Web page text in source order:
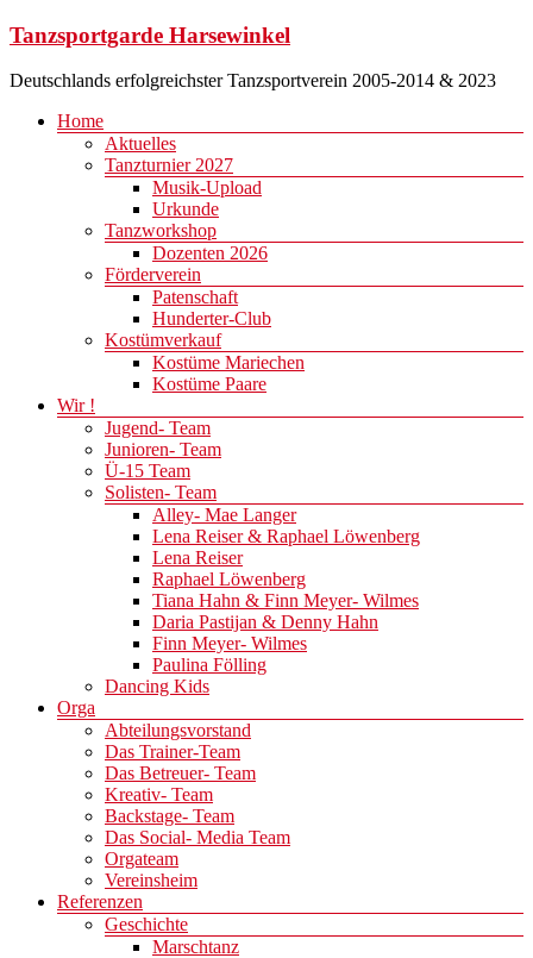
Zum
springen
Tanzsportgarde Harsewinkel
Deutschlands erfolgreichster Tanzsportverein 2005-2014 & 2023
Menü
Home
Aktuelles
Tanzturnier 2027
Musik-Upload
Urkunde
Tanzworkshop
Dozenten 2026
Förderverein
Patenschaft
Hunderter-Club
Kostümverkauf
Kostüme Mariechen
Kostüme Paare
Wir !
Jugend- Team
Junioren- Team
Ü-15 Team
Solisten- Team
Alley- Mae Langer
Lena Reiser & Raphael Löwenberg
Lena Reiser
Raphael Löwenberg
Tiana Hahn & Finn Meyer- Wilmes
Daria Pastijan & Denny Hahn
Finn Meyer- Wilmes
Paulina Fölling
Dancing Kids
Orga
Abteilungsvorstand
Das Trainer-Team
Das Betreuer- Team
Kreativ- Team
Backstage- Team
Das Social- Media Team
Orgateam
Vereinsheim
Referenzen
Geschichte
Marschtanz